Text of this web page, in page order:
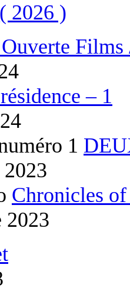
2026 )
Films
– 1
1
Chronicles
2023